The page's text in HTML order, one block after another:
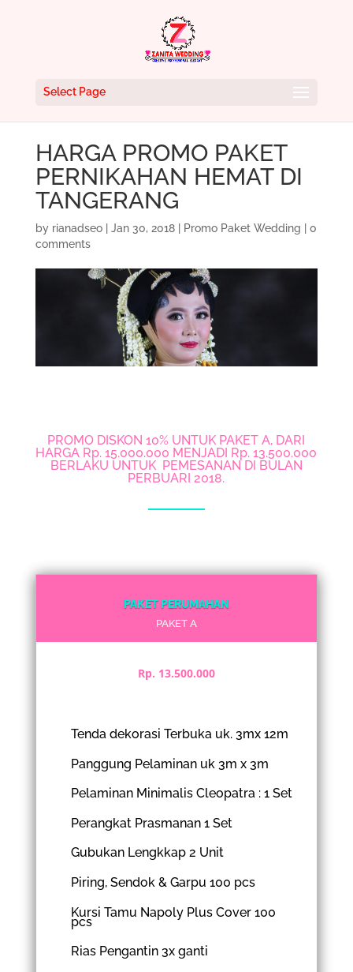
Select Page
HARGA PROMO PAKET
PERNIKAHAN HEMAT DI
TANGERANG
by rianadseo| Jan 30, 2018| Promo Paket Wedding
0
comments
PROMO DISKON 10% UNTUK PAKET A, DARI
HARGA Rp. 15.000.000 MENJADI Rp. 13.500.000
BERLAKU UNTUK PEMESANAN DI BULAN
PERBUARI 2018.
PAKET PERUMAHAN
PAKET A
Rp. 13.500.000
Tenda dekorasi Terbuka uk. 3mx 12m
Panggung Pelaminan uk 3m x 3m
Pelaminan Minimalis Cleopatra : 1 Set
Perangkat Prasmanan 1 Set
Gubukan Lengkkap 2 Unit
Piring, Sendok & Garpu 100 pcs
Kursi Tamu Napoly Plus Cover 100
pcs
Rias Pengantin 3x ganti